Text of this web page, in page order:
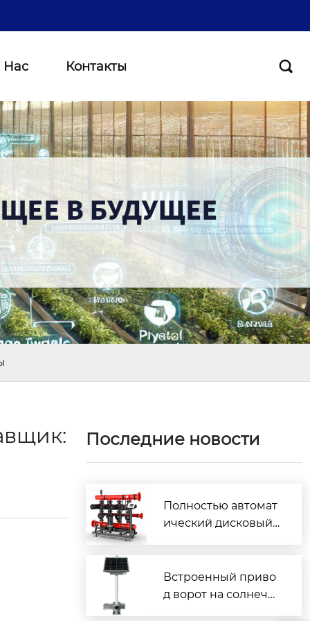
Нас Контакты 
Последние новости
Полностью автомат
ический дисковый
Встроенный приво
д ворот на солнечн